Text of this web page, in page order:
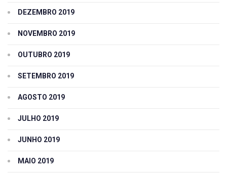
DEZEMBRO 2019
NOVEMBRO 2019
OUTUBRO 2019
SETEMBRO 2019
AGOSTO 2019
JULHO 2019
JUNHO 2019
MAIO 2019